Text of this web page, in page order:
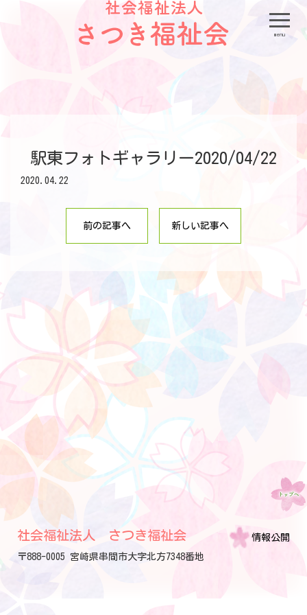
menu
駅東フォトギャラリー2020/04/22
2020.04.22
前の記事へ 新しい記事へ
社会福祉法人 さつき福祉会
〒888-0005 宮崎県串間市大字北方7348番地
情報公開